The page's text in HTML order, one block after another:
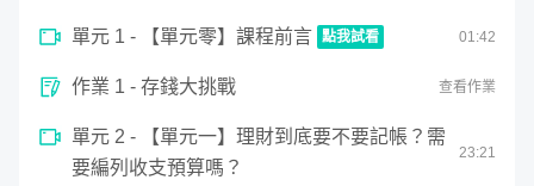
後，我會帶你檢視自己的工作和收入，究竟要如何才能累積
資產、改善自己的生活。
單元 1 - 【單元零】課程前言 點我試看 01:42
【單元零】課程前言
seconds
minute,
作業 1 - 存錢大挑戰 查看作業
單元 2 - 【單元一】理財到底要不要記帳？需
要編列收支預算嗎？
23:21